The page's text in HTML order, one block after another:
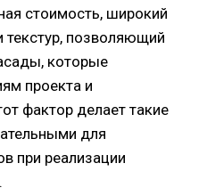
стоимость, широкий
текстур, позволяющий
которые
проекта и
фактор делает такие
для
при реализации